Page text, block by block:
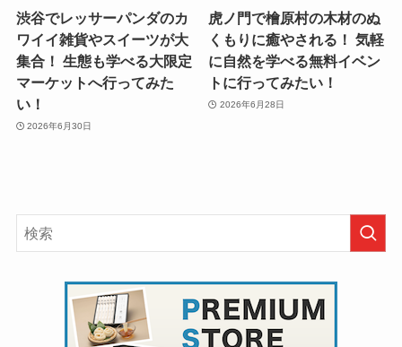
渋谷でレッサーパンダのカ
ワイイ雑貨やスイーツが大
集合！ 生態も学べる大限定
マーケットへ行ってみた
い！
2026年6月30日
虎ノ門で檜原村の木材のぬ
くもりに癒やされる！ 気軽
に自然を学べる無料イベン
トに行ってみたい！
2026年6月28日